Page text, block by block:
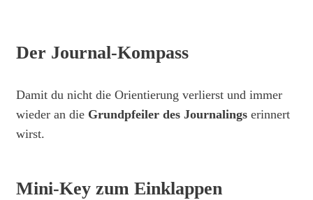
Der Journal-Kompass
Damit du nicht die Orientierung verlierst und immer
wieder an die Grundpfeiler des Journalings erinnert
wirst.
Mini-Key zum Einklappen